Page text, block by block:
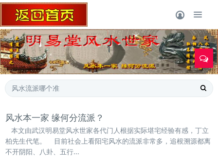
1
风水本一家 缘何分流派？
本文由武汉明易堂风水世家各代门人根据实际堪宅经验有感，丁立
柏先生代笔。 目前社会上看阳宅风水的流派非常多，追根溯源都离
不开阴阳、八卦、五行...